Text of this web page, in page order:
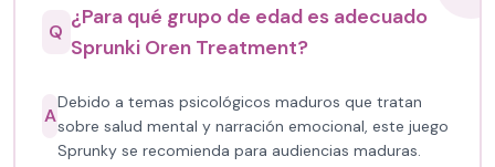
Q
¿Para qué grupo de edad es adecuado
Sprunki Oren Treatment?
A
Debido a temas psicológicos maduros que tratan
sobre salud mental y narración emocional, este juego
Sprunky se recomienda para audiencias maduras.